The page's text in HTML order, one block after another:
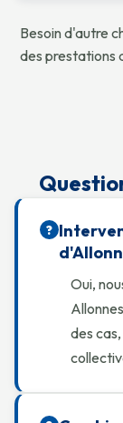
Besoin d'autre
des prestations
?
Oui,
des